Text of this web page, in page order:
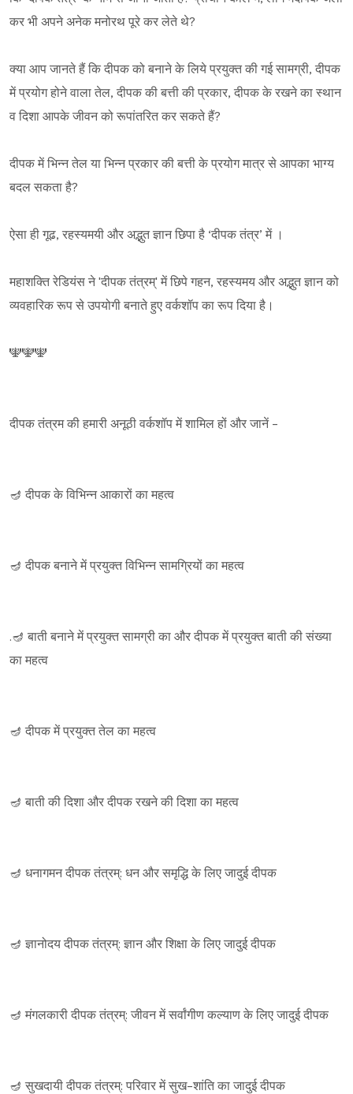
कर भी अपने अनेक मनोरथ पूरे कर लेते थे?
क्या आप जानते हैं कि दीपक को बनाने के लिये प्रयुक्त की गई सामग्री, दीपक
में प्रयोग होने वाला तेल, दीपक की बत्ती की प्रकार, दीपक के रखने का स्थान
व दिशा आपके जीवन को रूपांतरित कर सकते हैं?
दीपक में भिन्न तेल या भिन्न प्रकार की बत्ती के प्रयोग मात्र से आपका भाग्य
बदल सकता है?
ऐसा ही गूढ, रहस्यमयी और अद्भुत ज्ञान छिपा है ‘दीपक तंत्र’ में ।
महाशक्ति रेडियंस ने 'दीपक तंत्रम्' में छिपे गहन, रहस्यमय और अद्भुत ज्ञान को
व्यवहारिक रूप से उपयोगी बनाते हुए वर्कशॉप का रूप दिया है।
🕎🕎🕎
दीपक तंत्रम की हमारी अनूठी वर्कशॉप में शामिल हों और जानें -
🪔 दीपक के विभिन्न आकारों का महत्व
🪔 दीपक बनाने में प्रयुक्त विभिन्न सामग्रियों का महत्व
.🪔 बाती बनाने में प्रयुक्त सामग्री का और दीपक में प्रयुक्त बाती की संख्या
का महत्व
🪔 दीपक में प्रयुक्त तेल का महत्व
🪔 बाती की दिशा और दीपक रखने की दिशा का महत्व
🪔 धनागमन दीपक तंत्रम्: धन और समृद्धि के लिए जादुई दीपक
🪔 ज्ञानोदय दीपक तंत्रम्: ज्ञान और शिक्षा के लिए जादुई दीपक
🪔 मंगलकारी दीपक तंत्रम्: जीवन में सर्वांगीण कल्याण के लिए जादुई दीपक
🪔 सुखदायी दीपक तंत्रम्: परिवार में सुख-शांति का जादुई दीपक